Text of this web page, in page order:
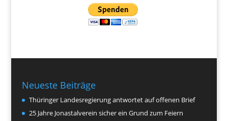
Neueste Beiträge
Thüringer Landesregierung antwortet auf offenen Brief
25 Jahre Jonastalverein sicher ein Grund zum Feiern